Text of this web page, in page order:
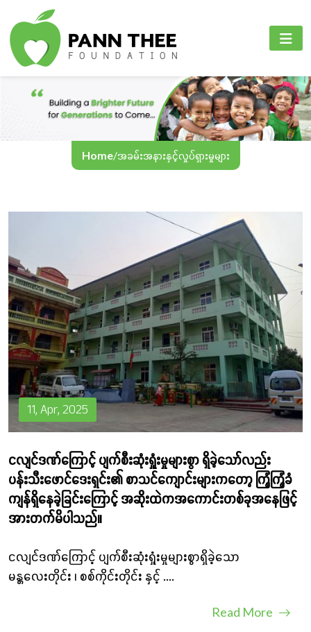
Home/အခမ်းအနားနှင့်လှုပ်ရှားမှုများ
11, Apr, 2025
ငလျင်ဒဏ်ကြောင့် ပျက်စီးဆုံးရှုံးမှုများစွာ ရှိခဲ့သော်လည်း
ပန်းသီးဖောင်ဒေးရှင်း၏ စာသင်ကျောင်းများကတော့ ကြံ့ကြံ့ခံ
ကျန်ရှိနေခဲ့ခြင်းကြောင့် အဆိုးထဲကအကောင်းတစ်ခုအနေဖြင့်
အားတက်မိပါသည်။
ငလျင်ဒဏ်ကြောင့် ပျက်စီးဆုံးရှုံးမှုများစွာရှိခဲ့သော
မန္တလေးတိုင်း ၊ စစ်ကိုင်းတိုင်း နှင့် ....
Read More
PANN THEE FOUNDATION
ပင်မစာမျက်နှာ
ကျွန်ုပ်တို့အကြောင်း
စီမံကိန်းများ
ဘာသာစကား
လှူဒါန်းခြင်း
စီမံကိန်းများ
ပညာရေးကဏ္ဍ
ကျန်းမာရေးစောင့်ရှောက်မှုကဏ္ဍ
အွန်လိုင်းသင်ကြားရေး
PANN THEE FOUNDATION
English
Myanmar